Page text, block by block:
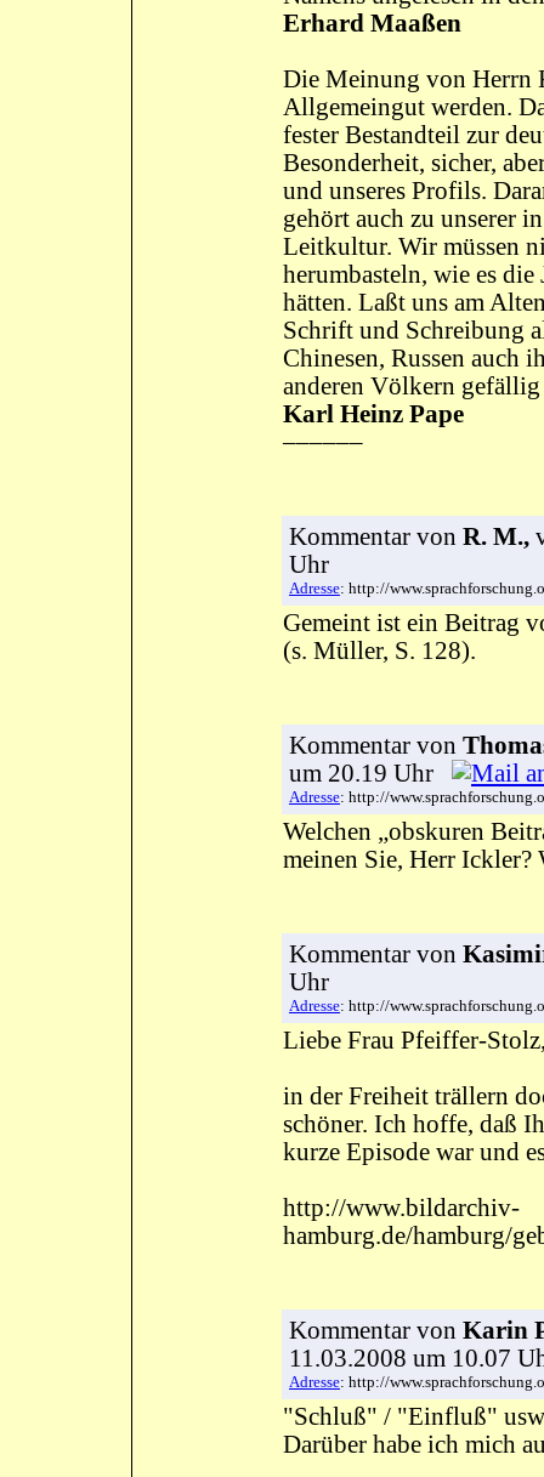
Erhard Maaßen
Die Meinung von Herrn
Allgemeingut werden.
fester Bestandteil zur
Besonderheit, sicher,
und unseres Profils.
gehört auch zu unserer
Leitkultur. Wir müssen
herumbasteln, wie es
hätten. Laßt uns am
Schrift und Schreibung
Chinesen, Russen auch
anderen Völkern gefällig
Karl Heinz Pape
––––––
Kommentar von R. M.,
Uhr
Adresse: http://
Gemeint ist ein Beitrag
(s. Müller, S. 128).
Kommentar von
um 20.19 Uhr
Adresse: http://
Welchen „obskuren
meinen Sie, Herr Ickler?
Kommentar von
Uhr
Adresse: http://
Liebe Frau Pfeiffer-
in der Freiheit trällern
schöner. Ich hoffe, daß
kurze Episode war und
http://www.bildarchiv-
hamburg.de/hamburg/
Kommentar von Karin
11.03.2008 um 10.07
Adresse: http://
"Schluß" / "Einfluß"
Darüber habe ich mich